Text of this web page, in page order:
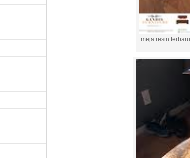
meja resin terbaru